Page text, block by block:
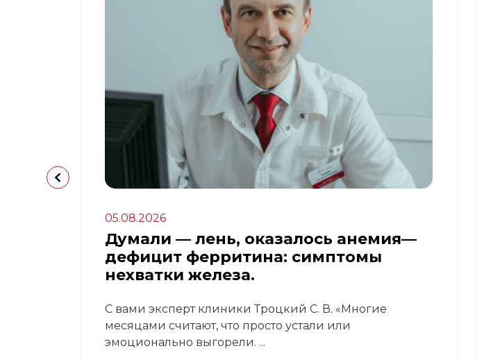
05.08.2026
Думали — лень, оказалось анемия—
дефицит ферритина: симптомы
нехватки железа.
С вами эксперт клиники Троцкий С. В. «Многие
месяцами считают, что просто устали или
эмоционально выгорели. ...